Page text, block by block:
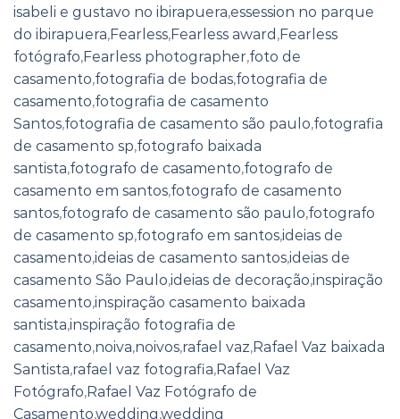
isabeli e gustavo no ibirapuera,essession no parque
do ibirapuera,Fearless,Fearless award ,Fearless
fotógrafo,Fearless photographer,foto de
casamento,fotografia de bodas,fotografia de
casamento,fotografia de casamento
Santos,fotografia de casamento são paulo,fotografia
de casamento sp,fotografo baixada
santista,fotografo de casamento,fotografo de
casamento em santos,fotografo de casamento
santos,fotografo de casamento são paulo,fotografo
de casamento sp,fotografo em santos,ideias de
casamento,ideias de casamento santos,ideias de
casamento São Paulo,ideias de decoração,inspiração
casamento,inspiração casamento baixada
santista,inspiração fotografia de
casamento,noiva,noivos,rafael vaz,Rafael Vaz baixada
Santista,rafael vaz fotografia,Rafael Vaz
Fotógrafo,Rafael Vaz Fotógrafo de
Casamento,wedding,wedding